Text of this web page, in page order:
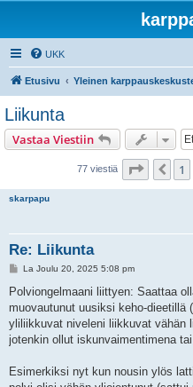
UKK
Etusivu Yleinen
Liikunta
Vastaa Viestiin
77 viestiä Sivu /8
1
skarpapu
Re: Liikunta
V
e
t
i
La Joulu 20, 2025 5:08 pm
Polviongelmaani liittyen: Saattaa
muovautunut uusiksi keho-dieetillä
yliliikkuvat niveleni liikkuvat vähän
jotenkin ollut iskunvaimentimena
Esimerkiksi nyt kun nousin ylös